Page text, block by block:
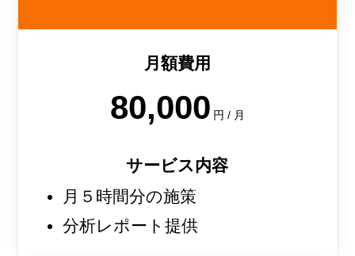
月額費用
80,000 円 / 月
サービス内容
月５時間分の施策
分析レポート提供